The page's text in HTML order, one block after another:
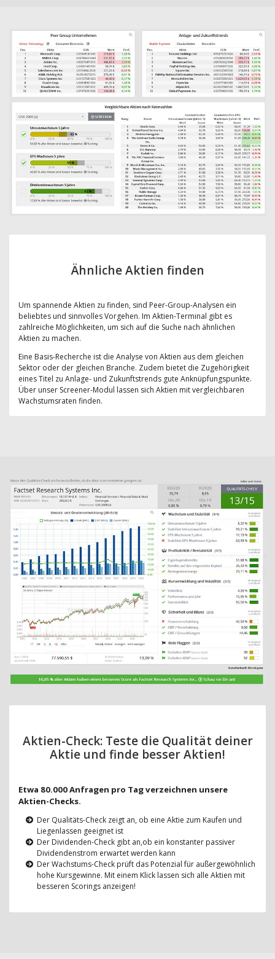
Ähnliche Aktien finden
Um spannende Aktien zu finden, sind Peer-Group-Analysen ein
beliebtes und sinnvolles Vorgehen. Im Aktien-Terminal gibt es
zahlreiche Möglichkeiten, um sich auf die Suche nach ähnlichen
Aktien zu machen.
Eine Basis-Recherche ist die Analyse von Aktien aus dem gleichen
Sektor oder der gleichen Branche. Zudem bietet die Zugehörigkeit
eines Titel zu Anlage- und Zukunftstrends gute Anknüpfungspunkte.
Über unser Screener-Modul lassen sich Aktien mit vergleichbaren
Wachstumsraten finden.
Aktien-Check: Teste die Qualität deiner
Aktie und finde besser Aktien!
Etwa 80.000 Anfragen pro Tag verzeichnen unsere
Aktien-Checks.
Der Qualitäts-Check zeigt an, ob eine Aktie zum Kaufen und
Liegenlassen geeignet ist
Der Dividenden-Check gibt an,ob ein konstanter passiver
Dividendenstrom erwartet werden kann
Der Wachstums-Check prüft das Potenzial für außergewöhnlich
hohe Kursgewinne. Mit einem Klick lassen sich alle Aktien mit
besseren Scorings anzeigen!